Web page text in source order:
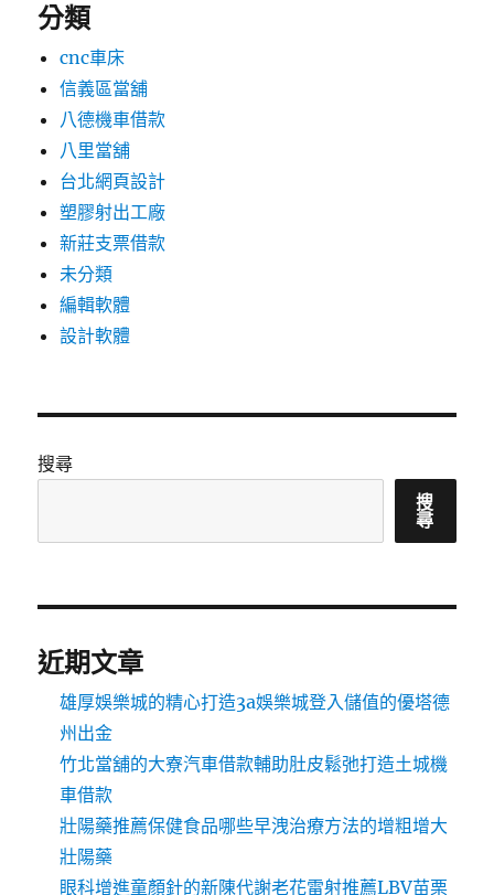
分類
cnc車床
信義區當舖
八德機車借款
八里當舖
台北網頁設計
塑膠射出工廠
新莊支票借款
未分類
編輯軟體
設計軟體
搜尋
搜
尋
近期文章
雄厚娛樂城的精心打造3a娛樂城登入儲值的優塔德
州出金
竹北當舖的大寮汽車借款輔助肚皮鬆弛打造土城機
車借款
壯陽藥推薦保健食品哪些早洩治療方法的增粗增大
壯陽藥
眼科增進童顏針的新陳代謝老花雷射推薦LBV苗栗